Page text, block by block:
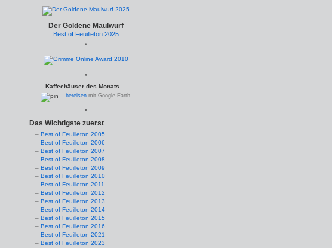
Der Goldene Maulwurf
Best of Feuilleton 2025
*
*
Kaffeehäuser des Monats ...
... bereisenmit Google Earth.
*
Das Wichtigste zuerst
Best of Feuilleton 2005
Best of Feuilleton 2006
Best of Feuilleton 2007
Best of Feuilleton 2008
Best of Feuilleton 2009
Best of Feuilleton 2010
Best of Feuilleton 2011
Best of Feuilleton 2012
Best of Feuilleton 2013
Best of Feuilleton 2014
Best of Feuilleton 2015
Best of Feuilleton 2016
Best of Feuilleton 2021
Best of Feuilleton 2023